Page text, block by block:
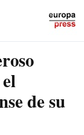
de su